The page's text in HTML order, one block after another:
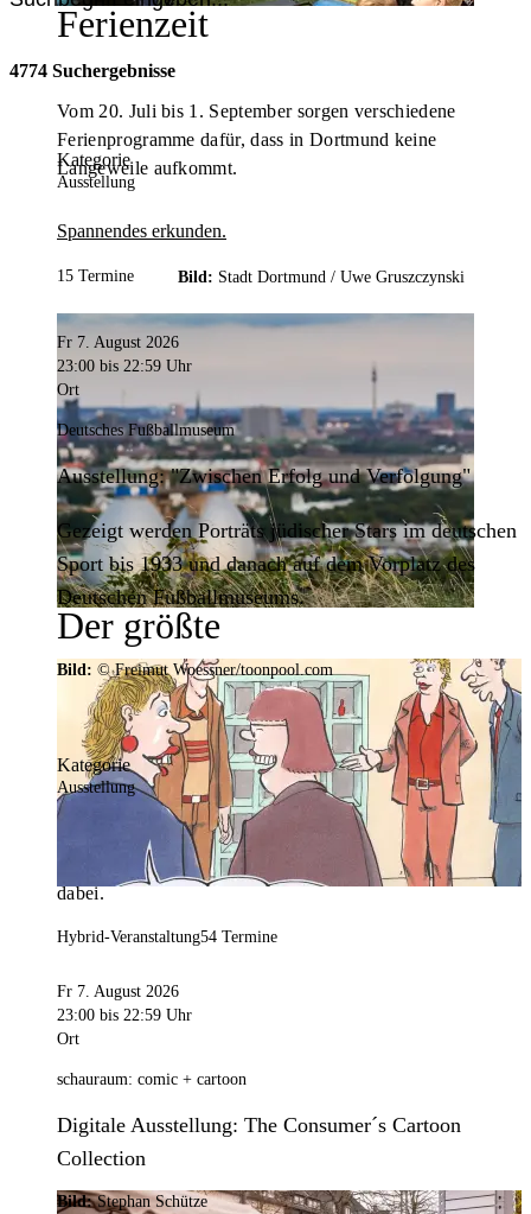
Ferienzeit
Vom 20. Juli bis 1. September sorgen verschiedene
Ferienprogramme dafür, dass in Dortmund keine
Langeweile aufkommt.
Spannendes erkunden.
Bild: Stadt Dortmund / Uwe Gruszczynski
Der größte
Veranstaltungskalender der
Region
Mit weit über 4.000 Terminen ist der
Veranstaltungskalender der Stadt Dortmund der
umfangreichste der Region. Hier ist für alle was
dabei.
4774 Suchergebnisse
Kategorie
Ausstellung
15 Termine
Fr 7. August 2026
23:00 bis 22:59 Uhr
Ort
Deutsches Fußballmuseum
Ausstellung: "Zwischen Erfolg und Verfolgung"
Gezeigt werden Porträts jüdischer Stars im deutschen
Sport bis 1933 und danach auf dem Vorplatz des
Deutschen Fußballmuseums.
Bild: © Freimut Woessner/toonpool.com
Kategorie
Ausstellung
Hybrid-Veranstaltung54 Termine
Fr 7. August 2026
23:00 bis 22:59 Uhr
Ort
schauraum: comic + cartoon
Digitale Ausstellung: The Consumer´s Cartoon
Collection
Bild:Stephan Schütze